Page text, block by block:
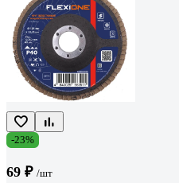
-23%
69 ₽ /шт